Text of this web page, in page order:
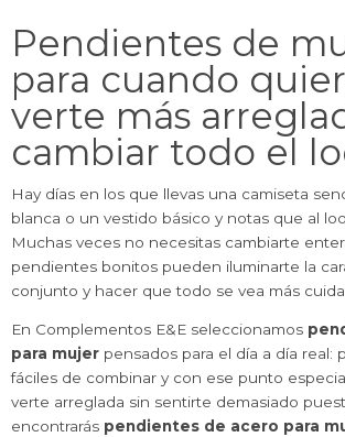
Pendientes de
para cuando
verte más
cambiar todo el
Hay días en los que llevas una camiseta
blanca o un vestido básico y notas que al
Muchas veces no necesitas cambiarte
pendientes bonitos pueden iluminarte la
conjunto y hacer que todo se vea más
En Complementos E&E seleccionamos
para mujer pensados para el día a día real:
fáciles de combinar y con ese punto
verte arreglada sin sentirte demasiado
encontrarás pendientes de acero para